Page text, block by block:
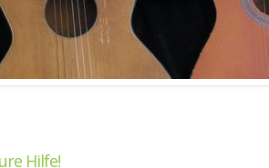
Hilfe!